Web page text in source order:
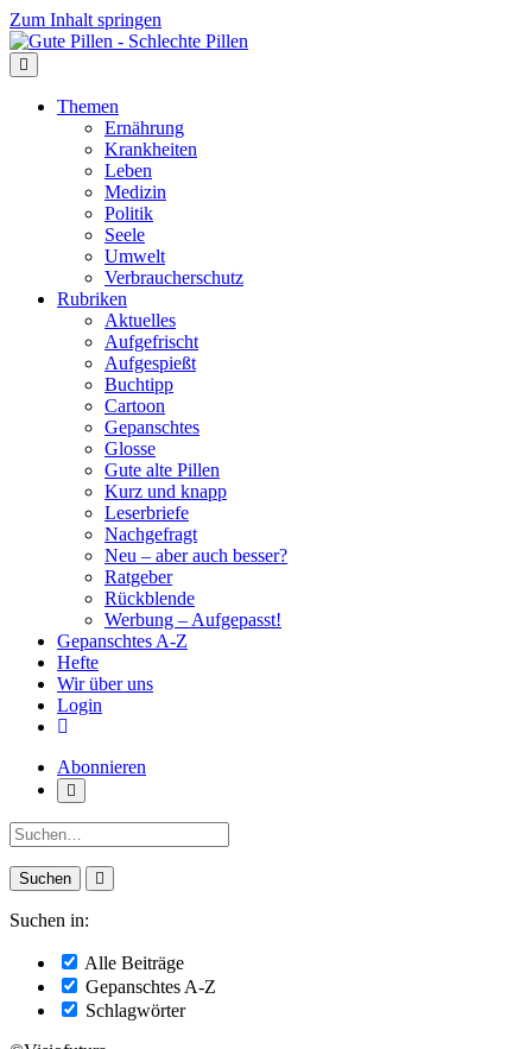
Zum Inhalt springen
Themen
Ernährung
Krankheiten
Leben
Medizin
Politik
Seele
Umwelt
Verbraucherschutz
Rubriken
Aktuelles
Aufgefrischt
Aufgespießt
Buchtipp
Cartoon
Gepanschtes
Glosse
Gute alte Pillen
Kurz und knapp
Leserbriefe
Nachgefragt
Neu – aber auch besser?
Ratgeber
Rückblende
Werbung – Aufgepasst!
Gepanschtes A-Z
Hefte
Wir über uns
Login
Abonnieren
Suche:
Suchen in:
Alle Beiträge
Gepanschtes A-Z
Schlagwörter